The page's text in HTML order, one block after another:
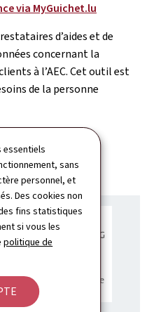
essentiels
sans
personnel, et
Des cookies non
fins statistiques
si vous les
politique de
via MyGuichet.lu
d’aides et de
concernant la
à l’AEC. Cet outil est
de la personne